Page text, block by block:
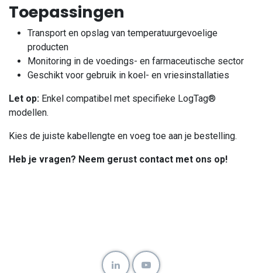
Toepassingen
Transport en opslag van temperatuurgevoelige
producten
Monitoring in de voedings- en farmaceutische sector
Geschikt voor gebruik in koel- en vriesinstallaties
Let op: Enkel compatibel met specifieke LogTag®
modellen.
Kies de juiste kabellengte en voeg toe aan je bestelling.
Heb je vragen? Neem gerust contact met ons op!